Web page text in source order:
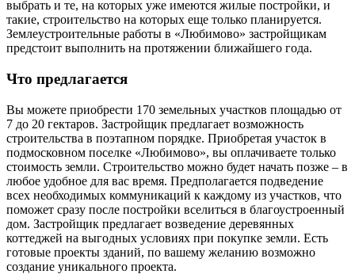
выбрать и те, на которых уже имеются жилые постройки, и
такие, строительство на которых еще только планируется.
Землеустроительные работы в «Любимово» застройщикам
предстоит выполнить на протяжении ближайшего года.
Что предлагается
Вы можете приобрести 170 земельных участков площадью от
7 до 20 гектаров. Застройщик предлагает возможность
строительства в поэтапном порядке. Приобретая участок в
подмосковном поселке «Любимово», вы оплачиваете только
стоимость земли. Строительство можно будет начать позже – в
любое удобное для вас время. Предполагается подведение
всех необходимых коммуникаций к каждому из участков, что
поможет сразу после постройки вселиться в благоустроенный
дом. Застройщик предлагает возведение деревянных
коттеджей на выгодных условиях при покупке земли. Есть
готовые проекты зданий, по вашему желанию возможно
создание уникального проекта.